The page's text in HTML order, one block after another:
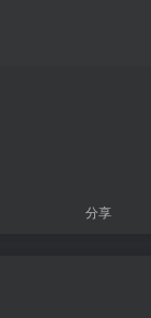
分享